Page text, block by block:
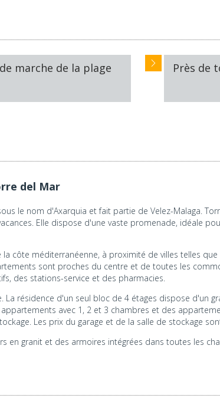
marche de la plage Près de
del Mar
le nom d'Axarquia et fait partie de Velez-Malaga.
Elle dispose d'une vaste promenade, idéale
côte méditerranéenne, à proximité de villes telles que
sont proches du centre et de toutes les
des stations-service et des pharmacies.
résidence d'un seul bloc de 4 étages dispose d'un
avec 1, 2 et 3 chambres et des
Les prix du garage et de la salle de stockage
en granit et des armoires intégrées dans toutes les